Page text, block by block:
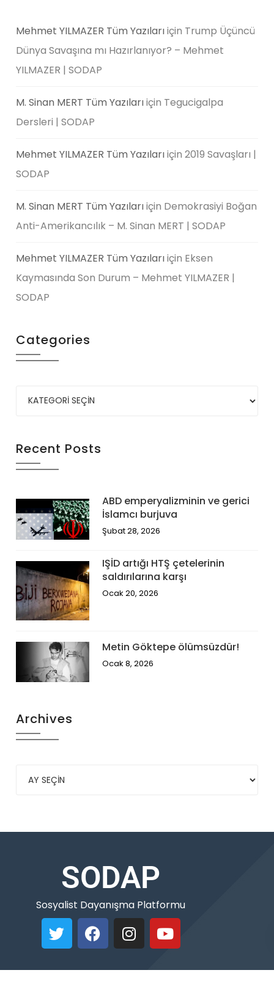
Mehmet YILMAZER Tüm Yazılarıiçin Trump Üçüncü
Dünya Savaşına mı Hazırlanıyor? – Mehmet
YILMAZER | SODAP
M. Sinan MERT Tüm Yazılarıiçin Tegucigalpa
Dersleri | SODAP
Mehmet YILMAZER Tüm Yazılarıiçin2019 Savaşları |
SODAP
M. Sinan MERT Tüm Yazılarıiçin Demokrasiyi Boğan
Anti-Amerikancılık – M. Sinan MERT | SODAP
Mehmet YILMAZER Tüm Yazılarıiçin Eksen
Kaymasında Son Durum – Mehmet YILMAZER |
SODAP
Categories
Recent Posts
ABD emperyalizminin ve gerici
İslamcı burjuva
Şubat 28, 2026
IŞİD artığı HTŞ çetelerinin
saldırılarına karşı
Ocak 20, 2026
Metin Göktepe ölümsüzdür!
Ocak 8, 2026
Archives
SODAP
Sosyalist Dayanışma Platformu